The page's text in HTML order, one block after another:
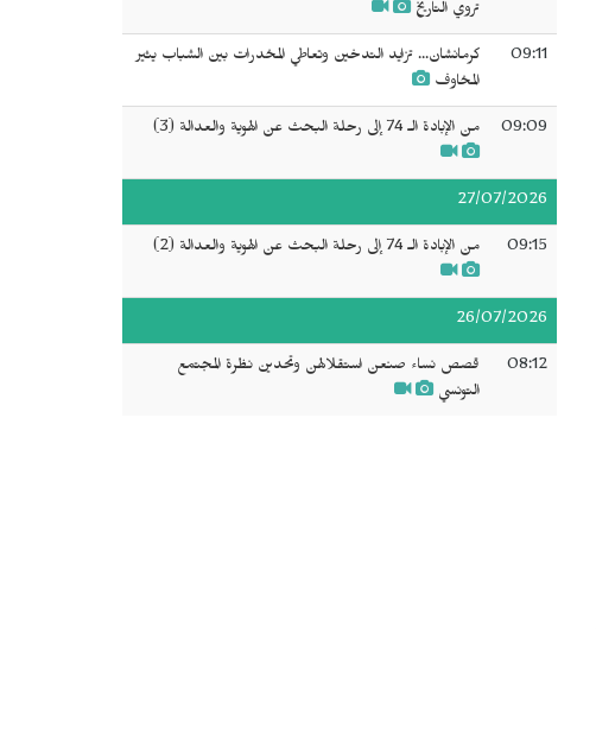
تروي التاريخ
09:11
كرمانشان... تزايد التدخين وتعاطي المخدرات بين الشباب يثير
المخاوف
09:09 من الإبادة الـ 74 إلى رحلة البحث عن الهوية والعدالة (3)
27/07/2026
09:15 من الإبادة الـ 74 إلى رحلة البحث عن الهوية والعدالة (2)
26/07/2026
08:12
قصص نساء صنعن استقلالهن وتحدين نظرة المجتمع
التونسي